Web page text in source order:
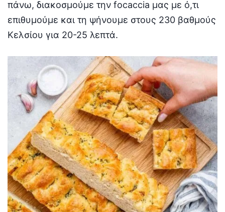
πάνω, διακοσμούμε την focaccia μας με ό,τι
επιθυμούμε και τη ψήνουμε στους 230 βαθμούς
Κελσίου για 20-25 λεπτά.